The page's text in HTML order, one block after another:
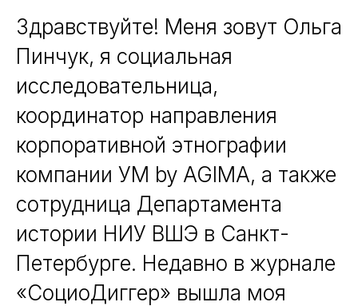
Здравствуйте! Меня зовут Ольга
Пинчук, я социальная
исследовательница,
координатор направления
корпоративной этнографии
компании УМ by AGIMA, а также
сотрудница Департамента
истории НИУ ВШЭ в Санкт-
Петербурге. Недавно в журнале
«СоциоДиггер» вышла моя